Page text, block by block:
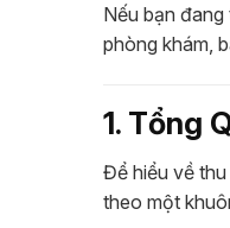
Nếu bạn
phòng khám,
1. Tổng
Để hiểu về thu
theo một